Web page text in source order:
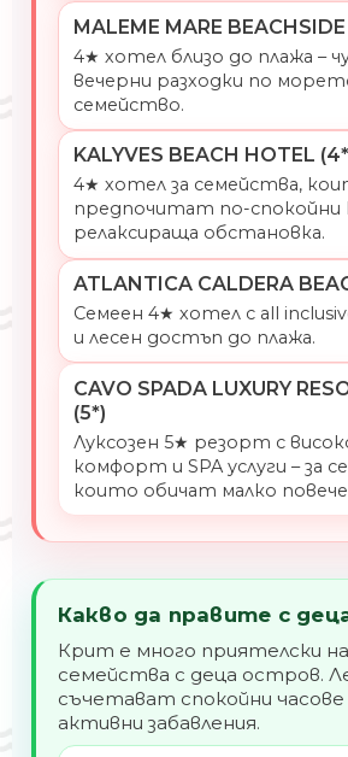
MALEME MARE
4★ хотел близо до плажа –
вечерни разходки по
семейство.
KALYVES BEACH HOTEL
4★ хотел за семейства,
предпочитат по-спокойни
релаксираща обстановка.
ATLANTICA CALDERA
Семеен 4★ хотел с all
и лесен достъп до плажа.
CAVO SPADA LUXURY
(5*)
Луксозен 5★ резорт с
комфорт и SPA услуги – за
които обичат малко
Какво да правите с
Крит е много приятелски
семейства с деца остров.
съчетават спокойни часове
активни забавления.